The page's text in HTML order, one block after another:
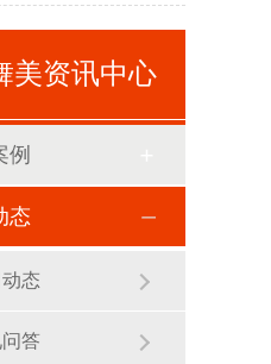
美资讯中心
例
态
态
答